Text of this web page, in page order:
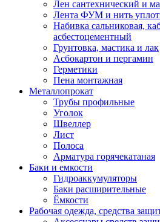
Лен сантехнический и
Лента ФУМ и нить
Набивка сальниковая,
асбестоцементный
Грунтовка, мастика и лак
Асбокартон и пергамин
Герметики
Пена монтажная
Металлопрокат
Трубы профильные
Уголок
Швеллер
Лист
Полоса
Арматура горячекатаная
Баки и емкости
Гидроаккумуляторы
Баки расширительные
Ёмкости
Рабочая одежда, средства